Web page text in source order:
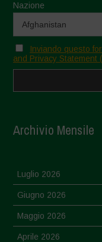
Nazione
Inviando questo
and Privacy Statement
Archivio Mensile
Luglio 2026
Giugno 2026
Maggio 2026
Aprile 2026